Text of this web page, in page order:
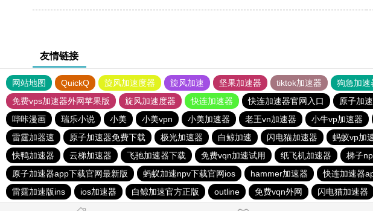
友情链接
网站地图 QuickQ 旋风加速度器 旋风加速 坚果加速器 tiktok加速器 狗急加速
免费vps加速器外网苹果版
旋风加速度器 快连加速器 快连加速器官网入口 原子加
哔咔漫画
瑞乐小说 小美 小美vpn 小美加速器 老王vn加速器 小牛vp加速器
雷霆加器速
原子加速器免费下载 极光加速器 白鲸加速 闪电猫加速器 蚂蚁vp加
快鸭加速器
云梯加速器 飞驰加速器下载 免费vqn加速试用 纸飞机加速器 梯子
原子加速器app下载官网最新版
蚂蚁加速npv下载官网ios hammer加速器 快连加速器
雷霆加速版ins
ios加速器 白鲸加速官方正版 outline 免费vqn外网 闪电猫加速器